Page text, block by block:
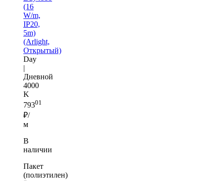
(16
W/m,
IP20,
5m)
(Arlight,
Открытый)
Day
|
Дневной
4000
K
79301
₽/
м
В
наличии
Пакет
(полиэтилен)